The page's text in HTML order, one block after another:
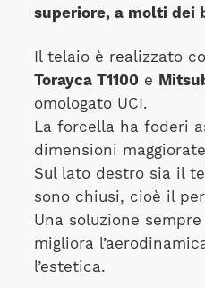
superiore, a molti dei
Il telaio è realizzato
Torayca T1100 e
omologato UCI.
La forcella ha foderi
dimensioni
Sul lato destro sia il
sono chiusi, cioè il
Una soluzione
migliora
l’estetica.